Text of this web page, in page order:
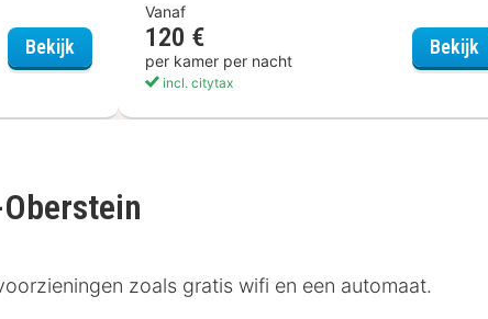
BekijkOpal Hotel
Vanaf
120 €
per kamer per nacht
incl. citytax
Bekijk
zoals gratis wifi en een automaat.